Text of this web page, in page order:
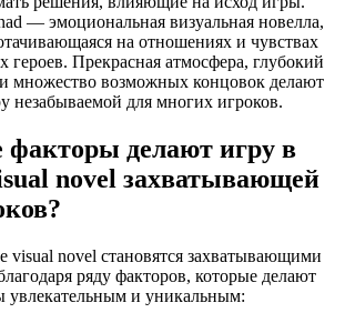
— эмоциональная визуальная новелла,
на отношениях и чувствах
героев. Прекрасная атмосфера, глубокий
множество возможных концовок делают
незабываемой для многих игроков.
факторы делают игру в
novel захватывающей
visual novel становятся захватывающими
ряду факторов, которые делают
увлекательным и уникальным: